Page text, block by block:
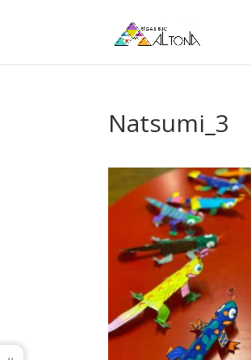
Natsumi_3